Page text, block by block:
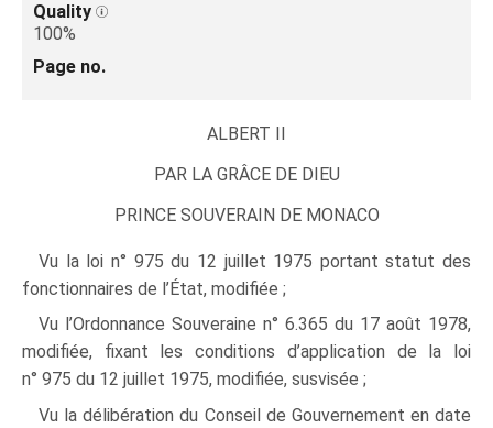
Quality
100%
Page no.
ALBERT II
PAR LA GRÂCE DE DIEU
PRINCE SOUVERAIN DE MONACO
Vu la loi n° 975 du 12 juillet 1975 portant statut des
fonctionnaires de l’État, modifiée ;
Vu l’Ordonnance Souveraine n° 6.365 du 17 août 1978,
modifiée, fixant les conditions d’application de la loi
n° 975 du 12 juillet 1975, modifiée, susvisée ;
Vu la délibération du Conseil de Gouvernement en date